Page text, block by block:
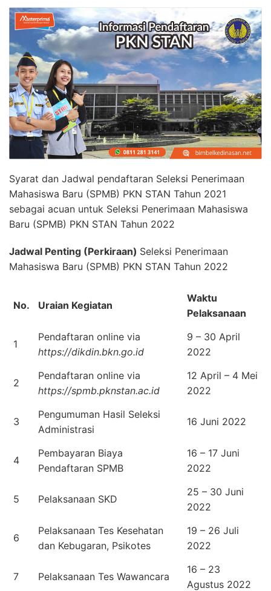
Syarat dan Jadwal pendaftaran Seleksi Penerimaan
Mahasiswa Baru (SPMB) PKN STAN Tahun 2021
sebagai acuan untuk Seleksi Penerimaan Mahasiswa
Baru (SPMB) PKN STAN Tahun 2022
Jadwal Penting (Perkiraan) Seleksi Penerimaan
Mahasiswa Baru (SPMB) PKN STAN Tahun 2022
No. Uraian Kegiatan
Waktu
Pelaksanaan
1
Pendaftaran online via
https://dikdin.bkn.go.id
9 – 30 April
2022
2
Pendaftaran online via
https://spmb.pknstan.ac.id
12 April – 4 Mei
2022
3
Pengumuman Hasil Seleksi
Administrasi
16 Juni 2022
4
Pembayaran Biaya
Pendaftaran SPMB
16 – 17 Juni
2022
5 Pelaksanaan SKD
25 – 30 Juni
2022
6
Pelaksanaan Tes Kesehatan
dan Kebugaran, Psikotes
19 – 26 Juli
2022
7 Pelaksanaan Tes Wawancara
16 – 23
Agustus 2022